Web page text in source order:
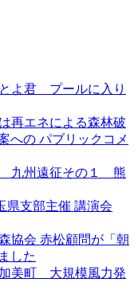
よ君 プールに入り
再エネによる森林破
への パブリックコメ
九州遠征その１ 熊
県支部主催 講演会
協会 赤松顧問が「朝
した
美町 大規模風力発